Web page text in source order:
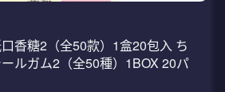
香糖2（全50款）1盒20包入 ち
ルガム2（全50種）1BOX 20パ